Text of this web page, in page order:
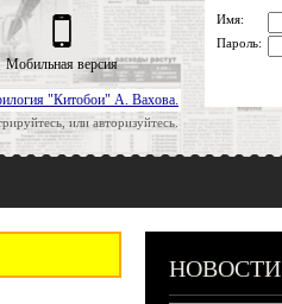
"Китобои" А. Вахова.
или авторизуйтесь.
Мобильная версия
Имя:
Пароль:
НОВОСТИ